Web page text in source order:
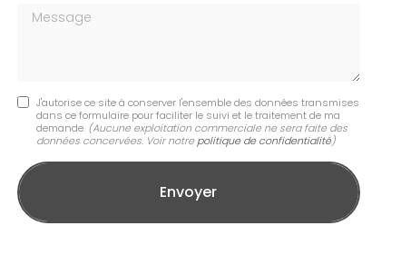
Message
J'autorise ce site à conserver l'ensemble des données transmises
dans ce formulaire pour faciliter le suivi et le traitement de ma
demande. (Aucune exploitation commerciale ne sera faite des
données concervées. Voir notre politique de confidentialité)